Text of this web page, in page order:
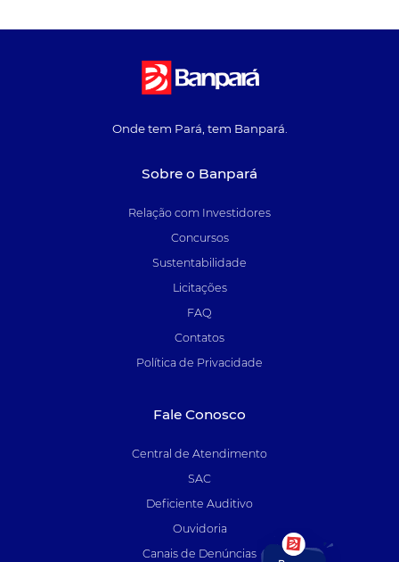
Onde tem Pará, tem Banpará.
Sobre o Banpará
Relação com Investidores
Concursos
Sustentabilidade
Licitações
FAQ
Contatos
Política de Privacidade
Fale Conosco
Central de Atendimento
SAC
Deficiente Auditivo
Ouvidoria
Canais de Denúncias